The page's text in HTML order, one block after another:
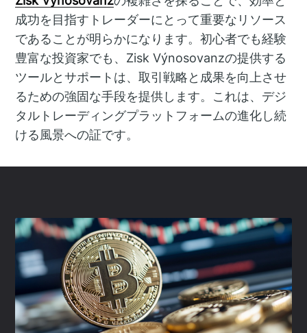
成功を目指すトレーダーにとって重要なリソース
であることが明らかになります。初心者でも経験
豊富な投資家でも、Zisk Výnosovanzの提供する
ツールとサポートは、取引戦略と成果を向上させ
るための強固な手段を提供します。これは、デジ
タルトレーディングプラットフォームの進化し続
ける風景への証です。